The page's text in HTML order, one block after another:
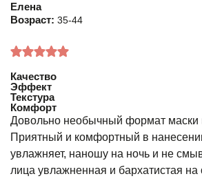
Елена
Возраст: 35-44
Качество
Эффект
Текстура
Комфорт
Довольно необычный формат маски
Приятный и комфортный в
увлажняет, наношу на ночь и не
лица увлажненная и бархатистая на